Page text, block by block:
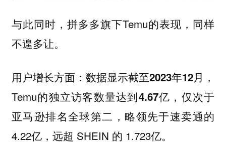
与此同时，拼多多旗下Temu的表现，同样
不遑多让。
用户增长方面：数据显示截至2023年12月 ，
Temu的独立访客数量达到4.67亿，仅次于
亚马逊排名全球第二 ，略领先于速卖通的
4.22亿，远超 SHEIN 的 1.723亿。